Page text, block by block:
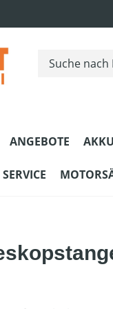
ANGEBOTE
SERVICE